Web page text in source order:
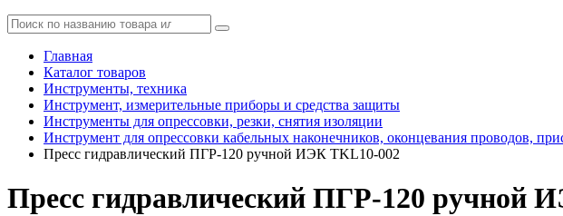
Главная
Каталог товаров
Инструменты, техника
Инструмент, измерительные приборы и средства защиты
Инструменты для опрессовки, резки, снятия изоляции
Инструмент для опрессовки кабельных наконечников, оконцевания проводов,
Пресс гидравлический ПГР-120 ручной ИЭК TKL10-002
Пресс гидравлический ПГР-120 ручной